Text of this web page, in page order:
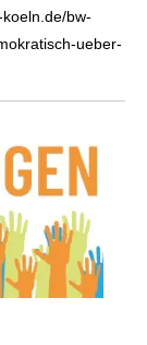
bw-
ueber-